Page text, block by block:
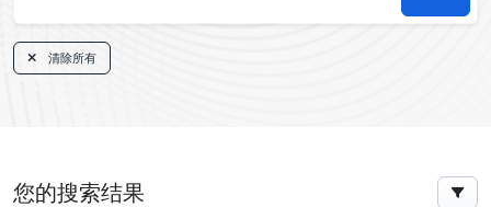
清除所有
您的搜索结果